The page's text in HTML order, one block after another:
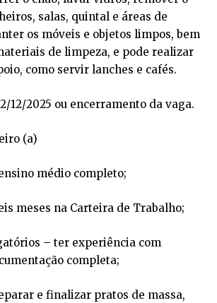
salas, quintal e áreas de
os móveis e objetos limpos, bem
de limpeza, e pode realizar
como servir lanches e cafés.
12/2025 ou encerramento da vaga.
(a)
médio completo;
meses na Carteira de Trabalho;
– ter experiência com
completa;
e finalizar pratos de massa,